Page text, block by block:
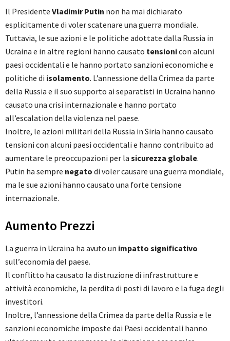
Il Presidente Vladimir Putin non ha mai dichiarato
esplicitamente di voler scatenare una guerra mondiale.
Tuttavia, le sue azioni e le politiche adottate dalla Russia in
Ucraina e in altre regioni hanno causato tensionicon alcuni
paesi occidentali e le hanno portato sanzioni economiche e
politiche di isolamento. L’annessione della Crimea da parte
della Russia e il suo supporto ai separatisti in Ucraina hanno
causato una crisi internazionale e hanno portato
all’escalation della violenza nel paese.
Inoltre, le azioni militari della Russia in Siria hanno causato
tensioni con alcuni paesi occidentali e hanno contribuito ad
aumentare le preoccupazioni per la sicurezza globale.
Putin ha sempre negato di voler causare una guerra mondiale,
ma le sue azioni hanno causato una forte tensione
internazionale.
Aumento Prezzi
La guerra in Ucraina ha avuto un impatto significativo
sull’economia del paese.
Il conflitto ha causato la distruzione di infrastrutture e
attività economiche, la perdita di posti di lavoro e la fuga degli
investitori.
Inoltre, l’annessione della Crimea da parte della Russia e le
sanzioni economiche imposte dai Paesi occidentali hanno